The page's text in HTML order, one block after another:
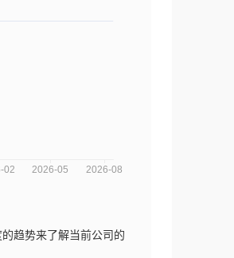
趋势来了解当前公司的